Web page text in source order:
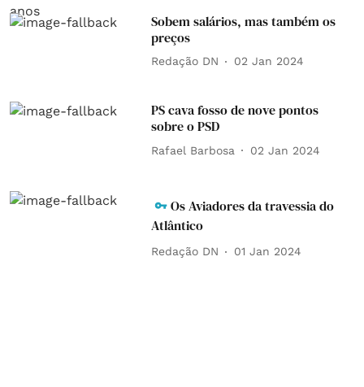
Sobem salários, mas também os
preços
Redação DN 02 Jan 2024
PS cava fosso de nove pontos
sobre o PSD
Rafael Barbosa 02 Jan 2024
Os Aviadores da travessia do
Atlântico
Redação DN 01 Jan 2024